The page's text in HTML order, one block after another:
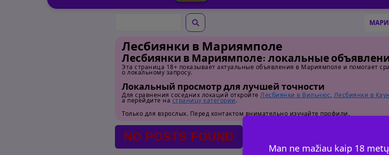
Man ne mažiau kaip 18
Лесбиянки в Мариямполе
Лесбиянки в Мариямполе: локальные
Эта страница 18+ показывает актуальные объявления в Мариямполе и помогает
о локальному запросу.
Локальный просмотр для лучшей точности
Для сравнения соседних локаций откройте Лесбиянки в Вильнюс, Лесбиянки в
а перейдите на страницу категории.
Только для взрослых. Перед контактом внимательно изучайте профили.
NO POSTS FOUND